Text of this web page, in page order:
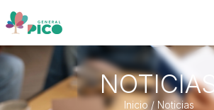
NOTICIAS
Inicio / Noticias